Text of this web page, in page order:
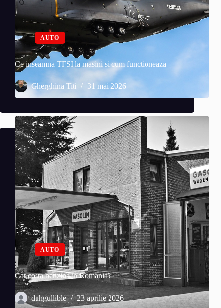
AUTO
Ce inseamna TFSI la masini si cum functioneaza
Gherghina Titi 31 mai 2026
AUTO
Cat costa benzina in Romania?
duhgullible 23 aprilie 2026